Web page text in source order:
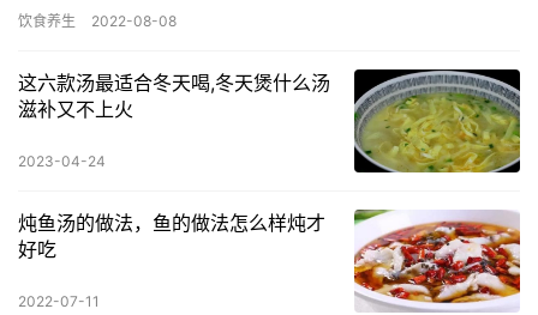
整个锅底，将油倒出，留底油。 把切好的肉块下锅煸炒，将肥肉中
饮食养生 2022-08-08
这六款汤最适合冬天喝,冬天煲什么汤
滋补又不上火
2023-04-24
炖鱼汤的做法，鱼的做法怎么样炖才
好吃
2022-07-11